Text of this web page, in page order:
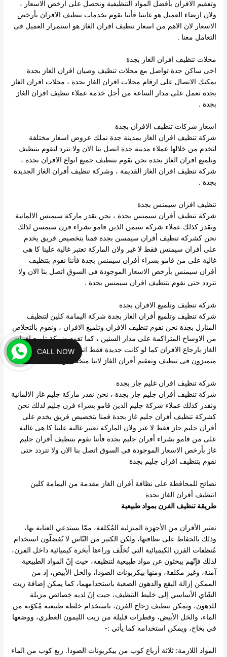
وتعقيم الافران بأفضل المواد التنظيفية ونحصل على ارخص الاسعار ،
ولان ارضاء العميل هو غايتنا فأننا نقوم بخدمات تنظيف الافران بأرخص
الاسعار لان الاهم من اسعار تنظيف افران الغاز هو استمرار العميل فى
التعامل معنا .
محلات تنظيف افران الغاز بجدة
اخى ساكن جدة تواصل مع محلات تنظيف وصيان افران الغاز بجدة
يمكنك الاتصال على ارقام محلات افران الغاز بجدة ، محلات افران الغاز
بجدة تعمل على مدار الساعه من أجل خدمة عملاء تنظيف افران الغاز
بجدة .
اسعار شركات تنظيف الافران بجدة
شركة تنظيف افران الغاز بمدينة جدة نملك عروض اسعار مختلفة
لتخدم من خلالها عملاء مدينة جدة اتصل بنا الان ولا تترد لنقوم بتنظيف
وتلميع افران الغاز بجدة نحن نقوم بتنظيف جميع انواع الافران بجدة ،
شركة تنظيف افران الغاز القديمة ، وشركة تنظيف أفران الغاز الجديدة
بجدة .
تنظيف افران سيمنس بجدة
شركة تنظيف أفران سيمنس بجدة ، نحن نقدر ماركة سيمنس الالمانية
ونقدر كذلك عملاء شركة سيمن الذين قامو بشراء فرن سيمسن لذلك
نحن كشركة تنظيف أفران سيمسن بجدة قمنا بتخصيص فريق يخدم
على أفران سيمنس فقط لا غير ولان الماركة تعتبر غالية علينا كا هى
غالية على من قامو بشراء أفران سيمنس بجدة فأننا نقوم بتنظيف
أفران سيمنس بأرخص الاسعار الموجودة فى السوق اتصل بنا الان ولا
تتردد حتى نقوم بتنظيف افران سيمنس بجدة .
شركة تنظيف وتلميع الافران بجدة
شركة تنظيف وتلميع أفران الغاز بجدة شركة اليمامة كلين لتنظيف
المنازل بجدة نحن نقوم تنظيف الافران وتلميع الافران ، ونقوم بالتخلاص
من الاوساخ المتراكمة على مدار السنين ، كما تقوم شركة تلميع افران
الغاز بارجاع الافران كما لو كانت جديدة فقط اتصل بنا الان ولا تتردد
متميزون فى تنظيف وتعقيم أفران الغاز لاننا متخصصون .
شركة تنظيف افران غليم جاز بجدة
شركة تنظيف أفران جليم جاز بجدة ، نحن نقدر ماركة جليم غاز الالمانية
ونقدر كذلك عملاء شركة جليم الذين قامو بشراء فرن جليم لذلك نحن
كشركة تنظيف أفران جليم غاز بجدة قمنا بتخصيص فريق يخدم على
أفران جليم جاز فقط لا غير ولان الماركة تعتبر غالية علينا كا هى غالية
على من قامو بشراء أفران جليم بجدة فأننا نقوم بتنظيف أفران جليم
غاز بأرخص الاسعار الموجودة فى السوق اتصل بنا الان ولا تتردد حتى
نقوم بتنظيف افران جليم بجدة
نصائح للمحافظة على نظافة أفران الغاز مقدمة من اليمامة كلين
اتنظيف أفران الغاز بجدة
طريقة تنظيف الفرن بمواد طبيعية
تعتبر الأفران من الأجهزة المنزلية المُكلفة، ممّا يستدعي العناية بها،
وذلك بالحفاظ على نظافتها، ولكن الكثير من النّاس لا يُفضلّون استخدام
مُنظفات الفرن الكيميائية التي تُخلّف وراءها أبخرة كيميائية داخل الفرن،
لذلك فإنّهم يبحثون عن مواد طبيعية لتنظيفه، حيث إنّ المواد الطبيعية
آمنة، وغير مكلفة، ومنها بيكربونات الصودا، والخل الأبيض، إذ من
الممكن إزالة البقع والدهون الصعبة باستخدامهما، كما يمكن إضافة زيت
الشّاي الأساسي إلى خليط التنظيف، حيث إنّ لديه خصائص مزيلة
للدهون، ويمكن تنظيف زجاج الفرن، باستخدام خلطة طبيعية مُكوّنة من
الماء، والخل الأبيض، وقطرات قليلة من زيت الليمون العطري، ووضعها
في بخاخ، ويمكن استخدامه كما يأتي :-
المواد اللازمة: ثلاثة أرباع كوب من بيكربونات الصودا. ربع كوب من الماء
CALL NOW